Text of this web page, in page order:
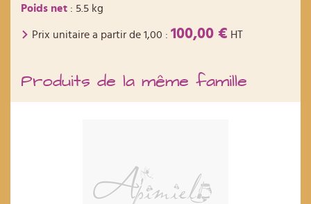
Poids net : 5.5 kg
Prix unitaire a partir de 1,00 : 100,00 € HT
Produits de la même famille